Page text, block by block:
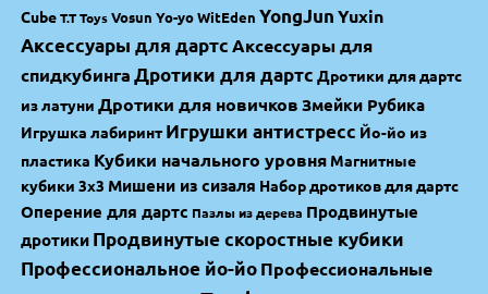
Cube T.T Toys Vosun Yo-yoWitEden YongJun Yuxin
Аксессуары для дартс Аксессуары для
спидкубинга Дротики для дартс Дротики для дартс
из латуни Дротики для новичков Змейки Рубика
Игрушка лабиринт Игрушки антистресс Йо-йо из
пластика Кубики начального уровня Магнитные
кубики 3х3 Мишени из сизаля Набор дротиков для дартс
Оперение для дартс Пазлы из дерева Продвинутые
дротики Продвинутые скоростные кубики
Профессиональное йо-йоПрофессиональные